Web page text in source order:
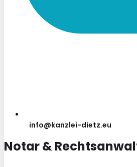
info@kanzlei-dietz.eu
Notar &